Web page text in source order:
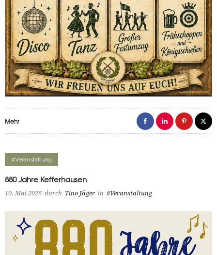
Mehr
#Veranstaltung
880 Jahre Kefferhausen
10. Mai 2026 durch Tino Jäger in #Veranstaltung